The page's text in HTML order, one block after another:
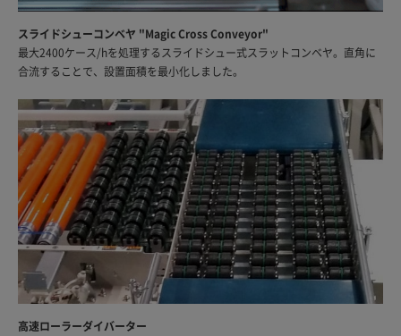
スライドシューコンベヤ "Magic Cross Conveyor"
最大2400ケース/hを処理するスライドシュー式スラットコンベヤ。直角に
合流することで、設置面積を最小化しました。
高速ローラーダイバーター